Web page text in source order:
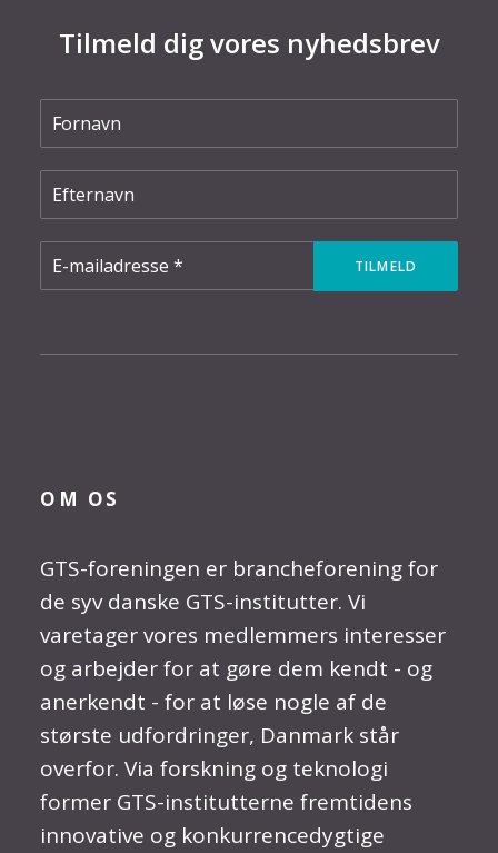
Tilmeld dig vores nyhedsbrev
OM OS
GTS-foreningen er brancheforening for
de syv danske GTS-institutter. Vi
varetager vores medlemmers interesser
og arbejder for at gøre dem kendt - og
anerkendt - for at løse nogle af de
største udfordringer, Danmark står
overfor. Via forskning og teknologi
former GTS-institutterne fremtidens
innovative og konkurrencedygtige